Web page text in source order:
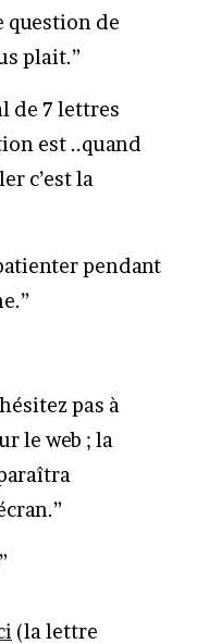
question de
plait.”
de 7 lettres
est ..quand
c’est la
pendant
pas à
le web ; la
(la lettre